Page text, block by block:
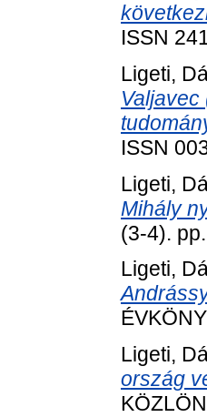
ISSN
Ligeti,
ISSN
Ligeti,
Mihály
(3-4).
Ligeti,
Ligeti,
ország